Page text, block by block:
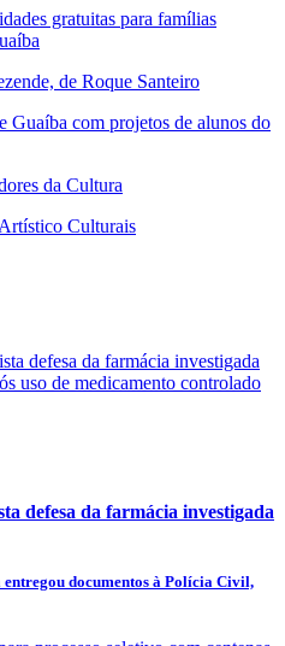
gratuitas para famílias
de Roque Santeiro
Guaíba com projetos de alunos do
da Cultura
Culturais
defesa da farmácia investigada
documentos à Polícia Civil,